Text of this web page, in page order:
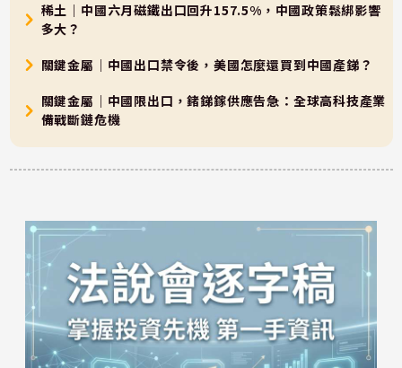
稀土｜中國六月磁鐵出口回升157.5%，中國政策鬆綁影響
多大？
關鍵金屬｜中國出口禁令後，美國怎麼還買到中國產銻？
關鍵金屬｜中國限出口，鍺銻鎵供應告急：全球高科技產業
備戰斷鏈危機